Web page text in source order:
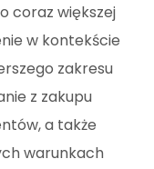
coraz większej
w kontekście
zakresu
z zakupu
a także
warunkach